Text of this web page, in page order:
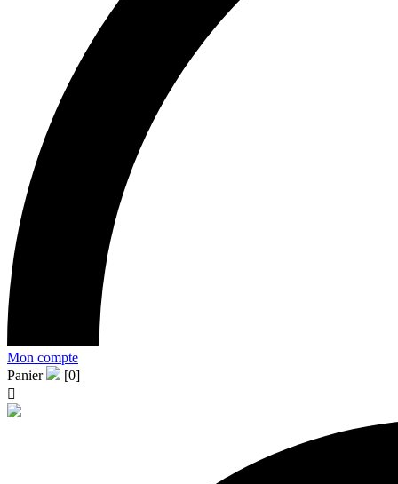
Mon compte
Panier
[0]
